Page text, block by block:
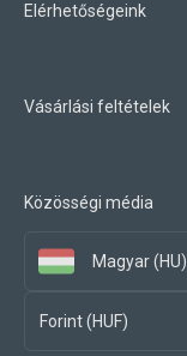
Elérhetőségeink
Vásárlási feltételek
Közösségi média
Magyar (HU)
Forint (HUF)